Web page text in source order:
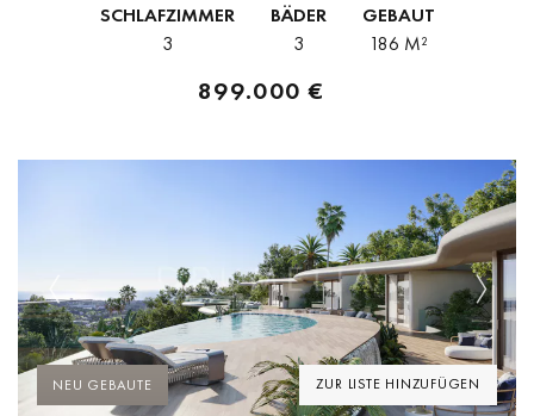
ununterbrochene Ausblicke auf Meer, Berge und Golfplatz...
SCHLAFZIMMER
3
BÄDER
3
GEBAUT
186 M²
899.000 €
ZUR LISTE HINZUFÜGEN
Previous Next
NEU GEBAUTE